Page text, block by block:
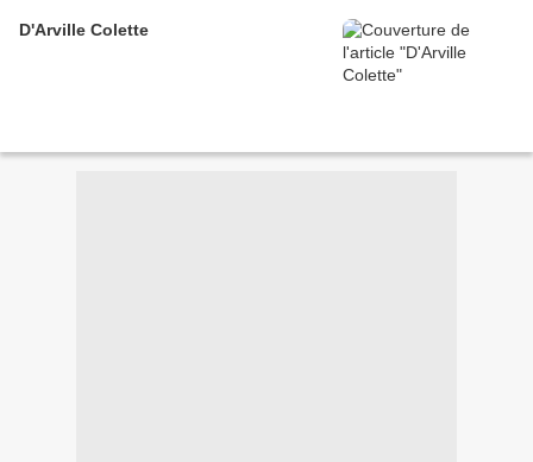
D'Arville Colette